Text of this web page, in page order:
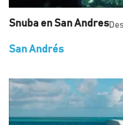
Snuba en San Andres
San Andrés